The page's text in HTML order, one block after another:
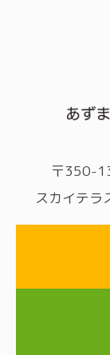
〒350-
スカイテ